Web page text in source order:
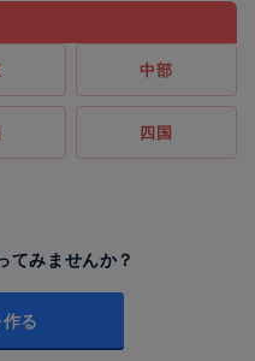
中部
四国
てみませんか？
る